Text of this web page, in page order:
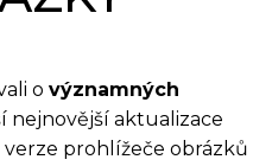
o významných
nejnovější aktualizace
verze prohlížeče obrázků